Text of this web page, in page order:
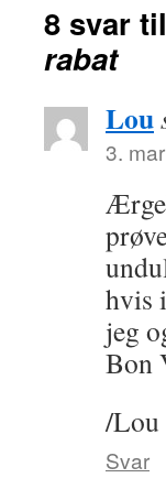
8 svar til
rabat
Lou
3.
hvis
jeg
Bon
/Lou
Svar